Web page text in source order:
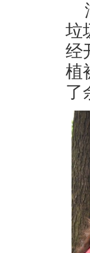
垃
经
植
了